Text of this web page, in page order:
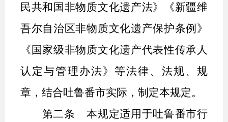
民共和国非物质文化遗产法》《新疆维
吾尔自治区非物质文化遗产保护条例》
《国家级非物质文化遗产代表性传承人
认定与管理办法》等法律、法规、规
章 ， 结合吐鲁番市实际， 制定本规定。
第二条
本规定适用于吐鲁番市行